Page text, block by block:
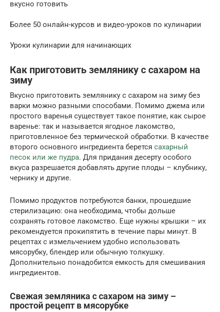
вкусно готовить
Более 50 онлайн-курсов и видео-уроков по кулинарии
Уроки кулинарии для начинающих
Как приготовить землянику с сахаром на
зиму
Вкусно приготовить землянику с сахаром на зиму без
варки можно разными способами. Помимо джема или
простого варенья существует такое понятие, как сырое
варенье: так и называется ягодное лакомство,
приготовленное без термической обработки. В качестве
второго основного ингредиента берется сахарный
песок или же пудра. Для придания десерту особого
вкуса разрешается добавлять другие плоды – клубнику,
чернику и другие.
Помимо продуктов потребуются банки, прошедшие
стерилизацию: она необходима, чтобы дольше
сохранять готовое лакомство. Еще нужны крышки – их
рекомендуется прокипятить в течение пары минут. В
рецептах с измельчением удобно использовать
мясорубку, блендер или обычную толкушку.
Дополнительно понадобится емкость для смешивания
ингредиентов.
Свежая земляника с сахаром на зиму –
простой рецепт в мясорубке